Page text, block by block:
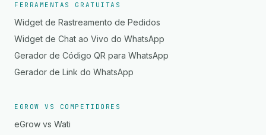
FERRAMENTAS GRATUITAS
Widget de Rastreamento de Pedidos
Widget de Chat ao Vivo do WhatsApp
Gerador de Código QR para WhatsApp
Gerador de Link do WhatsApp
EGROW VS COMPETIDORES
eGrow vs Wati